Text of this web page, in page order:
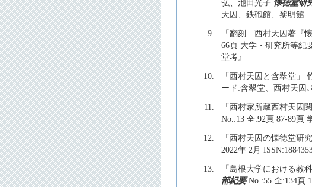
弘、池田光子 懐徳堂研
天囚、鉄砲館、黎明館
9.
「翻刻 西村天囚著『
66頁 大学・研究所等紀
堂考』
10.
「西村天囚と含翠堂」
ード:含翠堂、西村天囚
11.
「西村家所蔵西村天囚
No.:13 全:92頁 87-89頁
12.
「西村天囚の懐徳堂研
2022年 2月
13.
「島根大学における
部紀要No.:55 全:134頁